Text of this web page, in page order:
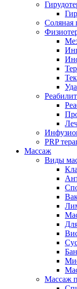
Соляная
PRP
Массаж
Виды
Массаж